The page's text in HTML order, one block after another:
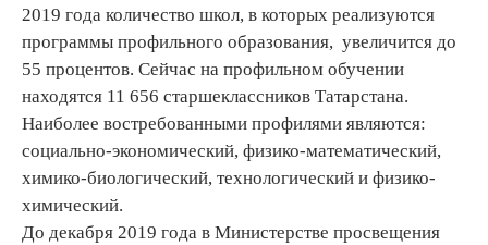
2019 года количество школ, в которых реализуются
программы профильного образования, увеличится до
55 процентов. Сейчас на профильном обучении
находятся 11 656 старшеклассников Татарстана.
Наиболее востребованными профилями являются:
социально-экономический, физико-математический,
химико-биологический, технологический и физико-
химический.
До декабря 2019 года в Министерстве просвещения